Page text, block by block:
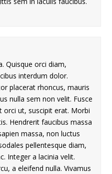
Quisque orci diam,
interdum dolor.
placerat rhoncus, mauris
nulla sem non velit. Fusce
orci ut, suscipit erat. Morbi
Hendrerit faucibus massa
massa, non luctus
pellentesque diam,
Integer a lacinia velit.
a eleifend nulla. Vivamus